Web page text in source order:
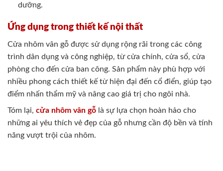
dưỡng.
Ứng dụng trong thiết kế nội thất
Cửa nhôm vân gỗ được sử dụng rộng rãi trong các công
trình dân dụng và công nghiệp, từ cửa chính, cửa sổ, cửa
phòng cho đến cửa ban công. Sản phẩm này phù hợp với
nhiều phong cách thiết kế từ hiện đại đến cổ điển, giúp tạo
điểm nhấn thẩm mỹ và nâng cao giá trị cho ngôi nhà.
Tóm lại, cửa nhôm vân gỗ là sự lựa chọn hoàn hảo cho
những ai yêu thích vẻ đẹp của gỗ nhưng cần độ bền và tính
năng vượt trội của nhôm.